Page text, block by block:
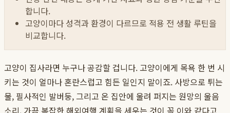
합니다.
고양이마다 성격과 환경이 다르므로 적용 전 생활 루틴을
비교합니다.
고양이 집사라면 누구나 공감할 겁니다. 고양이에게 목욕 한 번 시
키는 것이 얼마나 혼란스럽고 힘든 일인지 말이죠. 사방으로 튀는
물, 필사적인 발버둥, 그리고 온 집안에 울려 퍼지는 원망의 울음
소리. 가끔 복잡한 해외여행 계획을 세우는 것이 꼭 이와 같다고